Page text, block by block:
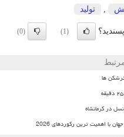
تولید
(1)
(0)
ها
در کرمانشاه
با اهمیت ترین رکوردهای 2026